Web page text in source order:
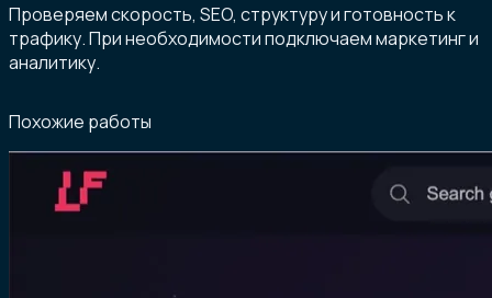
Проверяем скорость, SEO, структуру и готовность к
трафику. При необходимости подключаем маркетинг и
аналитику.
Похожие работы